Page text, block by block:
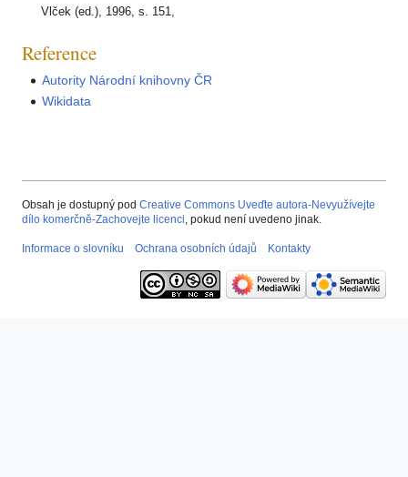
Vlček (ed.), 1996, s. 151,
Reference
Autority Národní knihovny ČR
Wikidata
Obsah je dostupný pod Creative Commons Uveďte autora-Nevyužívejte
dílo komerčně-Zachovejte licenci , pokud není uvedeno jinak.
Informace o slovníku Ochrana osobních údajů Kontakty